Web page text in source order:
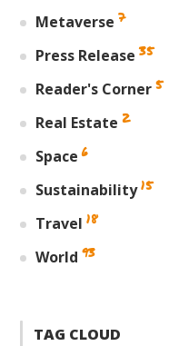
Metaverse 7
Press Release 35
Reader's Corner 5
Real Estate 2
Space 6
Sustainability 15
Travel 18
World 93
TAG CLOUD